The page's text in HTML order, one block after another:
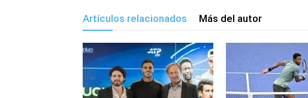
Artículos relacionados Más del autor